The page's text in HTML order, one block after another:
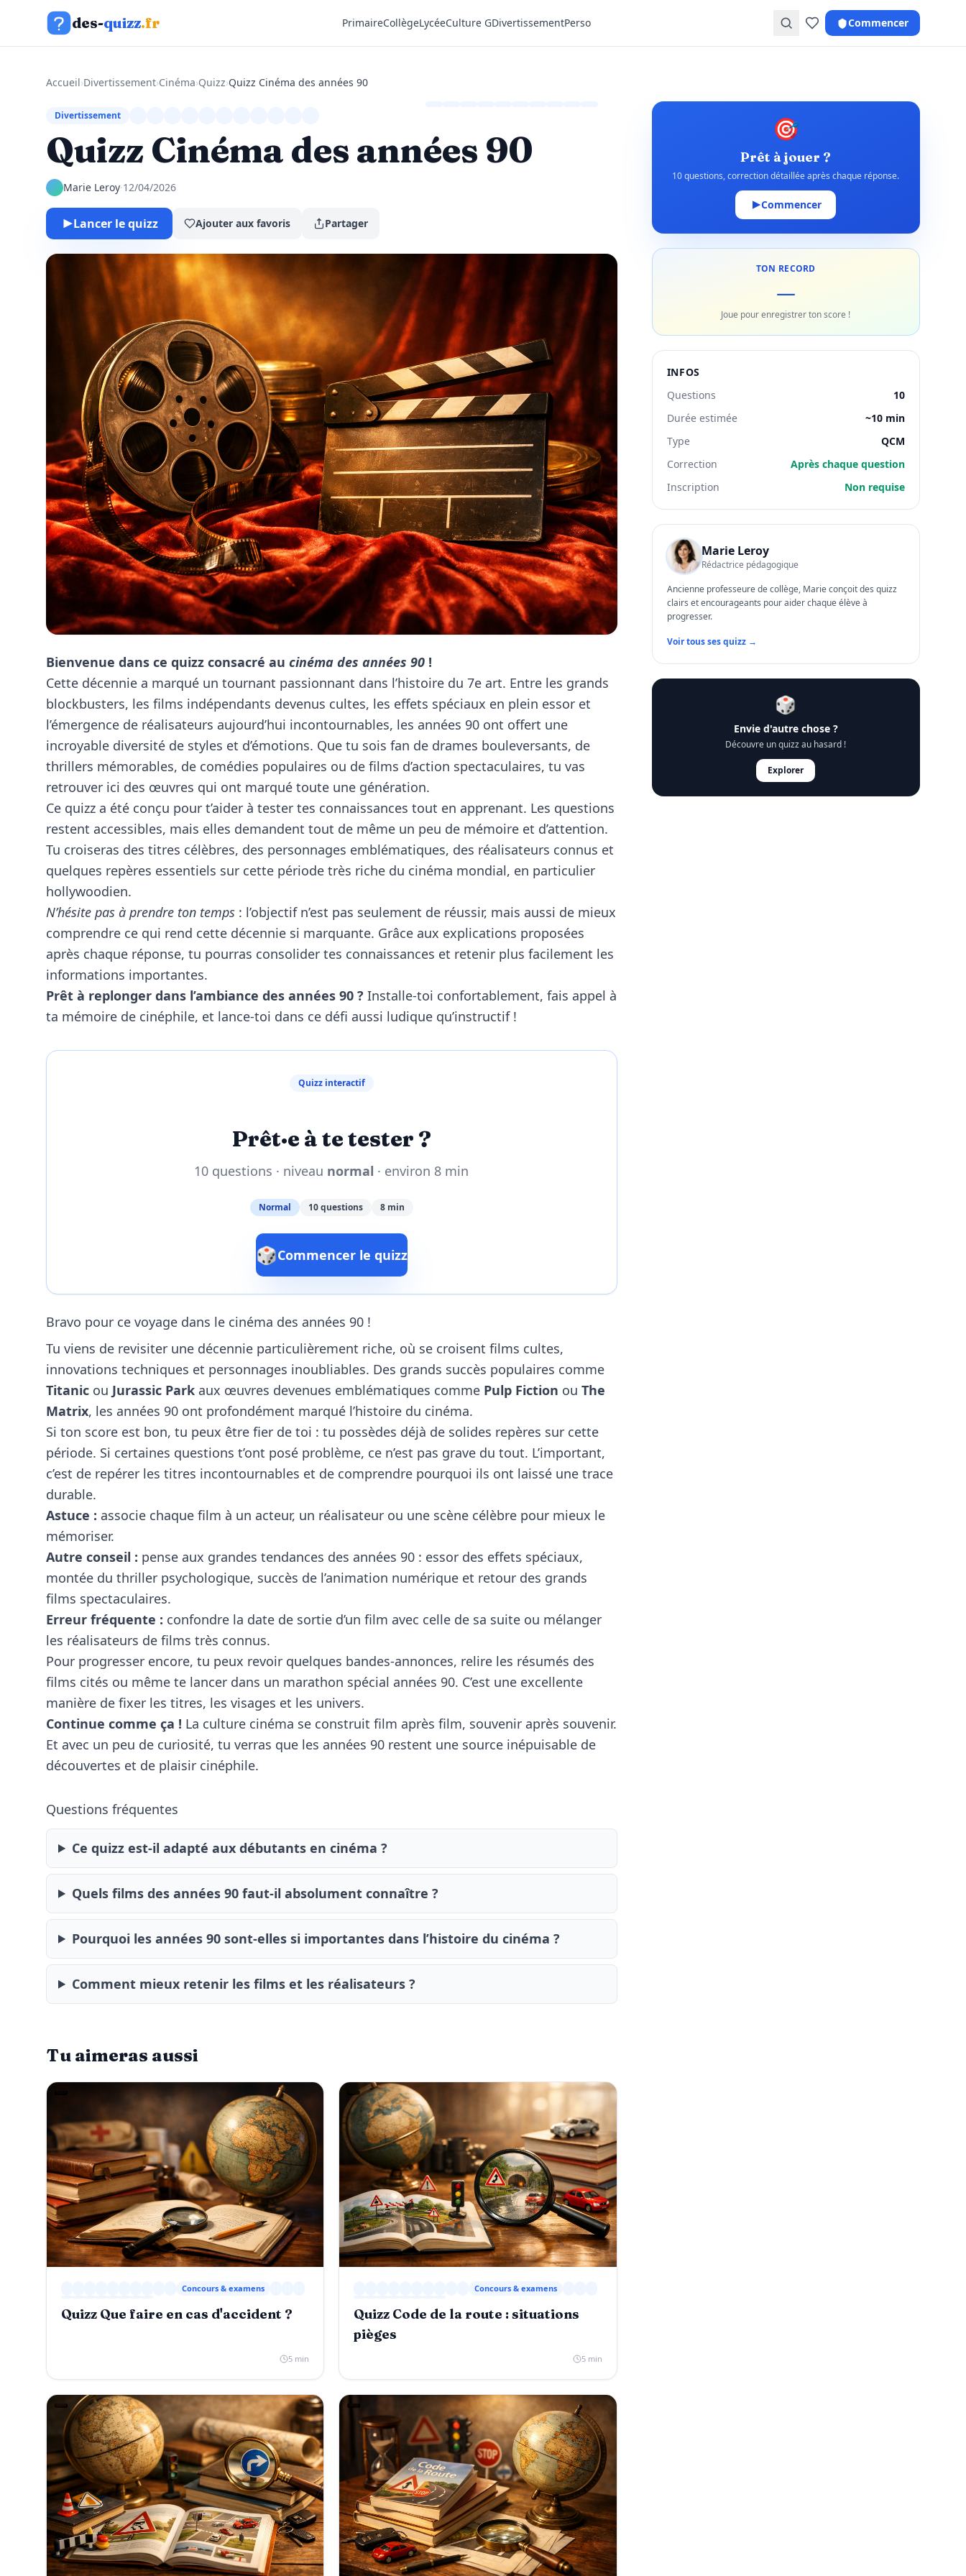
Aller au contenu
des-quizz.fr PrimaireCollègeLycéeCulture GDivertissementPerso Commencer
Accueil›Divertissement›Cinéma›Quizz›Quizz Cinéma des années 90
Divertissement
Quizz Cinéma des années 90
Marie Leroy·12/04/2026
Lancer le quizz Ajouter aux favoris Partager
Bienvenue dans ce quizz consacré au cinéma des années 90 !
Cette décennie a marqué un tournant passionnant dans l’histoire du 7e art. Entre les grands
blockbusters, les films indépendants devenus cultes, les effets spéciaux en plein essor et
l’émergence de réalisateurs aujourd’hui incontournables, les années 90 ont offert une
incroyable diversité de styles et d’émotions. Que tu sois fan de drames bouleversants, de
thrillers mémorables, de comédies populaires ou de films d’action spectaculaires, tu vas
retrouver ici des œuvres qui ont marqué toute une génération.
Ce quizz a été conçu pour t’aider à tester tes connaissances tout en apprenant. Les questions
restent accessibles, mais elles demandent tout de même un peu de mémoire et d’attention.
Tu croiseras des titres célèbres, des personnages emblématiques, des réalisateurs connus et
quelques repères essentiels sur cette période très riche du cinéma mondial, en particulier
hollywoodien.
N’hésite pas à prendre ton temps : l’objectif n’est pas seulement de réussir, mais aussi de mieux
comprendre ce qui rend cette décennie si marquante. Grâce aux explications proposées
après chaque réponse, tu pourras consolider tes connaissances et retenir plus facilement les
informations importantes.
Prêt à replonger dans l’ambiance des années 90 ? Installe-toi confortablement, fais appel à
ta mémoire de cinéphile, et lance-toi dans ce défi aussi ludique qu’instructif !
Quizz interactif
Prêt·e à te tester ?
10 questions · niveau normal · environ 8 min
Normal 10 questions 8 min
🎲Commencer le quizz
Bravo pour ce voyage dans le cinéma des années 90 !
Tu viens de revisiter une décennie particulièrement riche, où se croisent films cultes,
innovations techniques et personnages inoubliables. Des grands succès populaires comme
Titanic ou Jurassic Park aux œuvres devenues emblématiques comme Pulp Fiction ou The
Matrix, les années 90 ont profondément marqué l’histoire du cinéma.
Si ton score est bon, tu peux être fier de toi : tu possèdes déjà de solides repères sur cette
période. Si certaines questions t’ont posé problème, ce n’est pas grave du tout. L’important,
c’est de repérer les titres incontournables et de comprendre pourquoi ils ont laissé une trace
durable.
Astuce : associe chaque film à un acteur, un réalisateur ou une scène célèbre pour mieux le
mémoriser.
Autre conseil : pense aux grandes tendances des années 90 : essor des effets spéciaux,
montée du thriller psychologique, succès de l’animation numérique et retour des grands
films spectaculaires.
Erreur fréquente : confondre la date de sortie d’un film avec celle de sa suite ou mélanger
les réalisateurs de films très connus.
Pour progresser encore, tu peux revoir quelques bandes-annonces, relire les résumés des
films cités ou même te lancer dans un marathon spécial années 90. C’est une excellente
manière de fixer les titres, les visages et les univers.
Continue comme ça ! La culture cinéma se construit film après film, souvenir après souvenir.
Et avec un peu de curiosité, tu verras que les années 90 restent une source inépuisable de
découvertes et de plaisir cinéphile.
Questions fréquentes
Ce quizz est-il adapté aux débutants en cinéma ?
Quels films des années 90 faut-il absolument connaître ?
Pourquoi les années 90 sont-elles si importantes dans l’histoire du cinéma ?
Comment mieux retenir les films et les réalisateurs ?
Tu aimeras aussi
Concours & examens
Quizz Que faire en cas d'accident ?
5 min
Concours & examens
Quizz Code de la route : situations
pièges
5 min
🎯
Prêt à jouer ?
10 questions, correction détaillée après chaque réponse.
Commencer
TON RECORD
—
Joue pour enregistrer ton score !
INFOS
Questions
10
Durée estimée
~10 min
Type
QCM
Correction
Après chaque question
Inscription
Non requise
Marie Leroy
Rédactrice pédagogique
Ancienne professeure de collège, Marie conçoit des quizz
clairs et encourageants pour aider chaque élève à
progresser.
Voir tous ses quizz →
🎲
Envie d'autre chose ?
Découvre un quizz au hasard !
Explorer